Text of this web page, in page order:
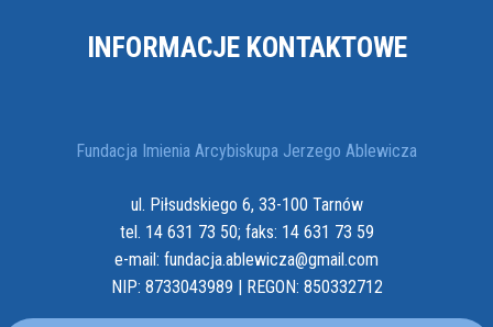
INFORMACJE KONTAKTOWE
Fundacja Imienia Arcybiskupa Jerzego Ablewicza
ul. Piłsudskiego 6, 33-100 Tarnów
tel. 14 631 73 50; faks: 14 631 73 59
e-mail: fundacja.ablewicza@gmail.com
NIP: 8733043989 | REGON: 850332712